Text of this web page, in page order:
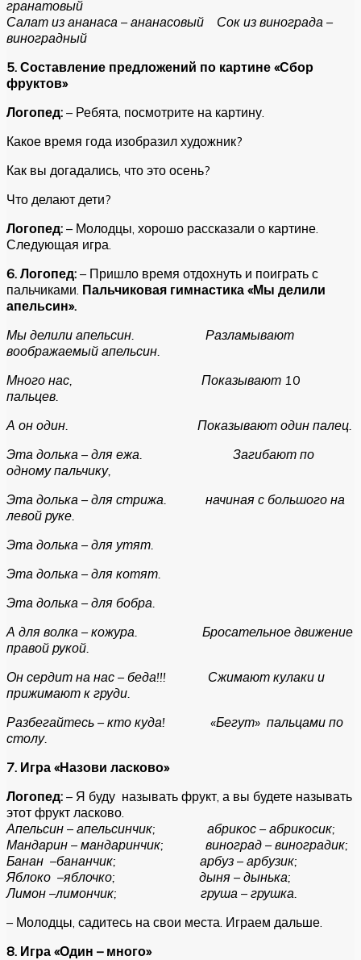
гранатовый
Салат из ананаса – ананасовый Сок из винограда –
виноградный
5. Составление предложений по картине «Сбор
фруктов»
Логопед: – Ребята, посмотрите на картину.
Какое время года изобразил художник?
Как вы догадались, что это осень?
Что делают дети?
Логопед: – Молодцы, хорошо рассказали о картине.
Следующая игра.
6. Логопед: – Пришло время отдохнуть и поиграть с
пальчиками. Пальчиковая гимнастика «Мы делили
апельсин».
Мы делили апельсин. Разламывают
воображаемый апельсин.
Много нас, Показывают 10
пальцев.
А он один. Показывают один палец.
Эта долька – для ежа. Загибают по
одному пальчику,
Эта долька – для стрижа. начиная с большого на
левой руке.
Эта долька – для утят.
Эта долька – для котят.
Эта долька – для бобра.
А для волка – кожура. Бросательное движение
правой рукой.
Он сердит на нас – беда!!! Сжимают кулаки и
прижимают к груди.
Разбегайтесь – кто куда! «Бегут» пальцами по
столу.
7. Игра «Назови ласково»
Логопед: – Я буду называть фрукт, а вы будете называть
этот фрукт ласково.
Апельсин – апельсинчик; абрикос – абрикосик;
Мандарин – мандаринчик; виноград – виноградик;
Банан –бананчик; арбуз – арбузик;
Яблоко –яблочко; дыня – дынька;
Лимон –лимончик; груша – грушка.
– Молодцы, садитесь на свои места. Играем дальше.
8. Игра «Один – много»